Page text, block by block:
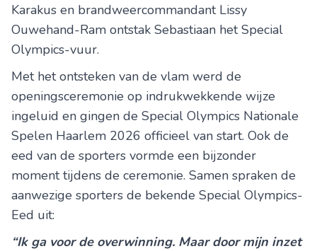
Karakus en brandweercommandant Lissy
Ouwehand-Ram ontstak Sebastiaan het Special
Olympics-vuur.
Met het ontsteken van de vlam werd de
openingsceremonie op indrukwekkende wijze
ingeluid en gingen de Special Olympics Nationale
Spelen Haarlem 2026 officieel van start. Ook de
eed van de sporters vormde een bijzonder
moment tijdens de ceremonie. Samen spraken de
aanwezige sporters de bekende Special Olympics-
Eed uit:
“Ik ga voor de overwinning. Maar door mijn inzet